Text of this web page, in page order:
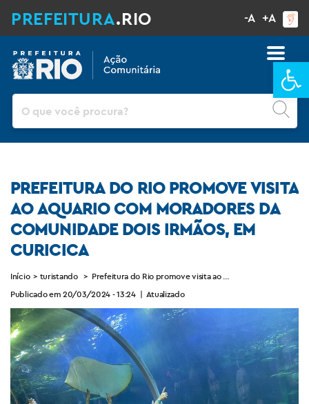
PREFEITURA.RIO -A +A
PREFEITURA DO RIO PROMOVE VISITA
AO AQUARIO COM MORADORES DA
COMUNIDADE DOIS IRMÃOS, EM
CURICICA
Início > turistando > Prefeitura do Rio promove visita ao AquaRio com
Publicado em 20/03/2024 - 13:24 | Atualizado